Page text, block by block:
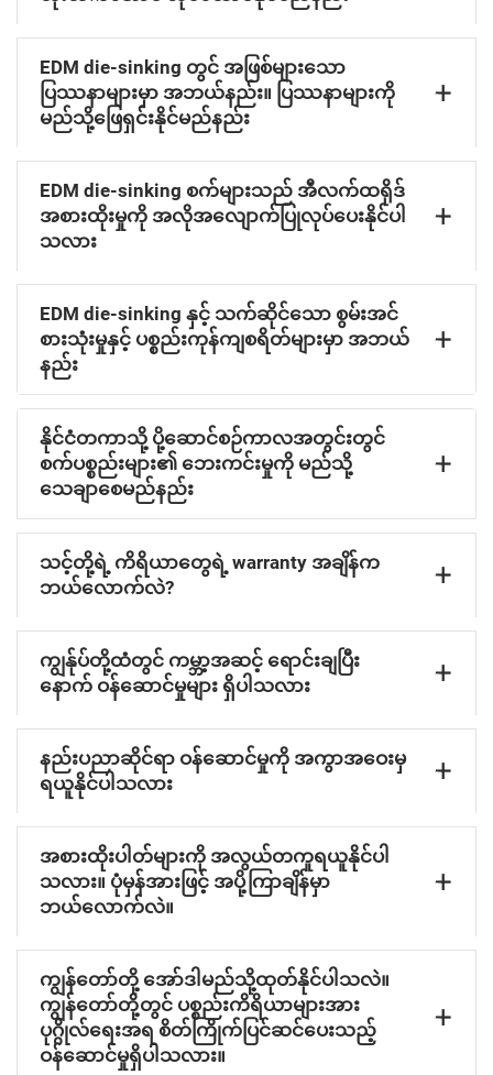
EDM die-sinking တွင် အဖြစ်များသော
ပြဿနာများမှာ အဘယ်နည်း။ ပြဿနာများကို
မည်သို့ဖြေရှင်းနိုင်မည်နည်း
EDM die-sinking စက်များသည် အီလက်ထရိုဒ်
အစားထိုးမှုကို အလိုအလျောက်ပြုလုပ်ပေးနိုင်ပါ
သလား
EDM die-sinking နှင့် သက်ဆိုင်သော စွမ်းအင်
စားသုံးမှုနှင့် ပစ္စည်းကုန်ကျစရိတ်များမှာ အဘယ်
နည်း
နိုင်ငံတကာသို့ ပို့ဆောင်စဉ်ကာလအတွင်းတွင်
စက်ပစ္စည်းများ၏ ဘေးကင်းမှုကို မည်သို့
သေချာစေမည်နည်း
သင့်တို့ရဲ့ ကိရိယာတွေရဲ့ warranty အချိန်က
ဘယ်လောက်လဲ?
ကျွန်ုပ်တို့ထံတွင် ကမ္ဘာ့အဆင့် ရောင်းချပြီး
နောက် ဝန်ဆောင်မှုများ ရှိပါသလား
နည်းပညာဆိုင်ရာ ဝန်ဆောင်မှုကို အကွာအဝေးမှ
ရယူနိုင်ပါသလား
အစားထိုးပါတ်များကို အလွယ်တကူရယူနိုင်ပါ
သလား။ ပုံမှန်အားဖြင့် အပို့ကြာချိန်မှာ
ဘယ်လောက်လဲ။
ကျွန်တော်တို့ အော်ဒါမည်သို့ထုတ်နိုင်ပါသလဲ။
ကျွန်တော်တို့တွင် ပစ္စည်းကိရိယာများအား
ပုဂ္ဂိုလ်ရေးအရ စိတ်ကြိုက်ပြင်ဆင်ပေးသည့်
ဝန်ဆောင်မှုရှိပါသလား။